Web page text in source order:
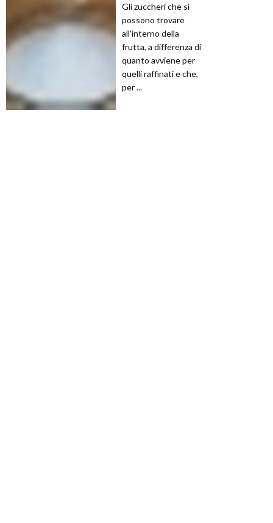
Gli zuccheri che si
possono trovare
all'interno della
frutta, a differenza di
quanto avviene per
quelli raffinati e che,
per ...